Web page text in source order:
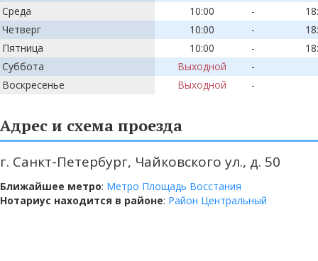
Среда
10:00 -
Четверг
10:00 -
Пятница
10:00 -
Суббота
Выходной
-
Воскресенье
Выходной -
Адрес и схема проезда
г. Санкт-Петербург, Чайковского ул., д. 50
Ближайшее метро: Метро Площадь Восстания
Нотариус находится в районе: Район Центральный